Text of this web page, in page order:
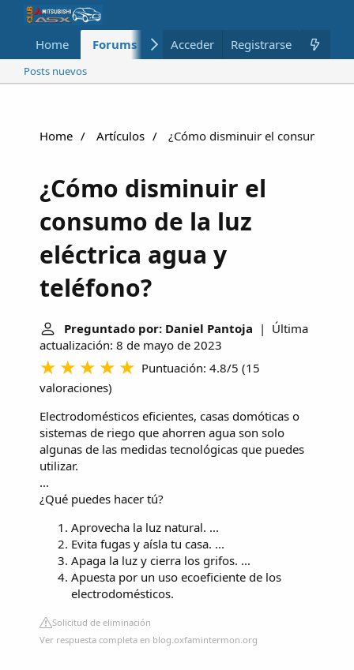
Home Forums Nuevo Miembros
Acceder Registrarse
Posts nuevos
Home Artículos ¿Cómo disminuir el consumo de
¿Cómo disminuir el
consumo de la luz
eléctrica agua y
teléfono?
Preguntado por: Daniel Pantoja | Última
actualización: 8 de mayo de 2023
Puntuación: 4.8/5 (15
valoraciones)
Electrodomésticos eficientes, casas domóticas o
sistemas de riego que ahorren agua son solo
algunas de las medidas tecnológicas que puedes
utilizar.
...
¿Qué puedes hacer tú?
Aprovecha la luz natural. ...
Evita fugas y aísla tu casa. ...
Apaga la luz y cierra los grifos. ...
Apuesta por un uso ecoeficiente de los
electrodomésticos.
Solicitud de eliminación
Ver respuesta completa en blog.oxfamintermon.org